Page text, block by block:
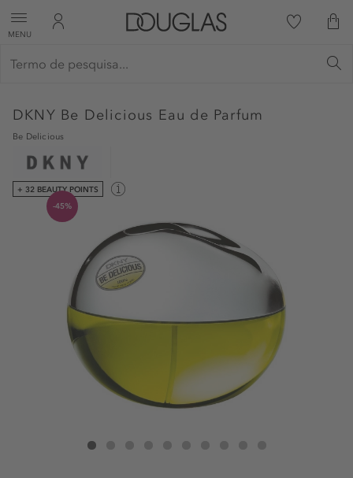
MENU
DKNY Be Delicious Eau de Parfum
Be Delicious
+ 32 BEAUTY POINTS
-45%
DKNY Be Delicious Eau de Parfum